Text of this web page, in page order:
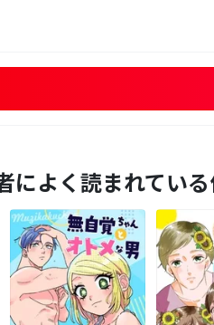
によく読まれてい